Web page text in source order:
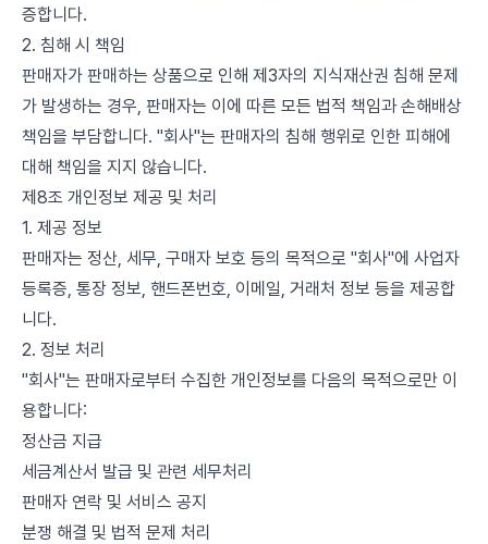
증합니다.
2. 침해 시 책임
판매자가 판매하는 상품으로 인해 제3자의 지식재산권 침해 문제
가 발생하는 경우, 판매자는 이에 따른 모든 법적 책임과 손해배상
책임을 부담합니다. "회사"는 판매자의 침해 행위로 인한 피해에
대해 책임을 지지 않습니다.
제8조 개인정보 제공 및 처리
1. 제공 정보
판매자는 정산, 세무, 구매자 보호 등의 목적으로 "회사"에 사업자
등록증, 통장 정보, 핸드폰번호, 이메일, 거래처 정보 등을 제공합
니다.
2. 정보 처리
"회사"는 판매자로부터 수집한 개인정보를 다음의 목적으로만 이
용합니다:
정산금 지급
세금계산서 발급 및 관련 세무처리
판매자 연락 및 서비스 공지
분쟁 해결 및 법적 문제 처리